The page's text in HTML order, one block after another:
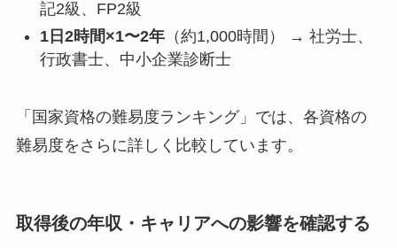
記2級、FP2級
1日2時間×1〜2年（約1,000時間） → 社労士、
行政書士、中小企業診断士
「国家資格の難易度ランキング」では、各資格の
難易度をさらに詳しく比較しています。
取得後の年収・キャリアへの影響を確認する